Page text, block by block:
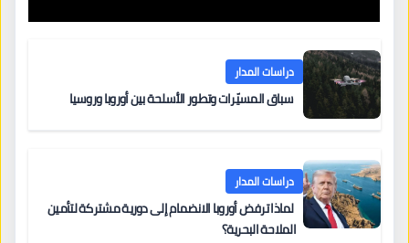
دراسات المدار
سباق المسيّرات وتطور الأسلحة بين أوروبا وروسيا
دراسات المدار
لماذا ترفض أوروبا الانضمام إلى دورية مشتركة لتأمين
الملاحة البحرية؟